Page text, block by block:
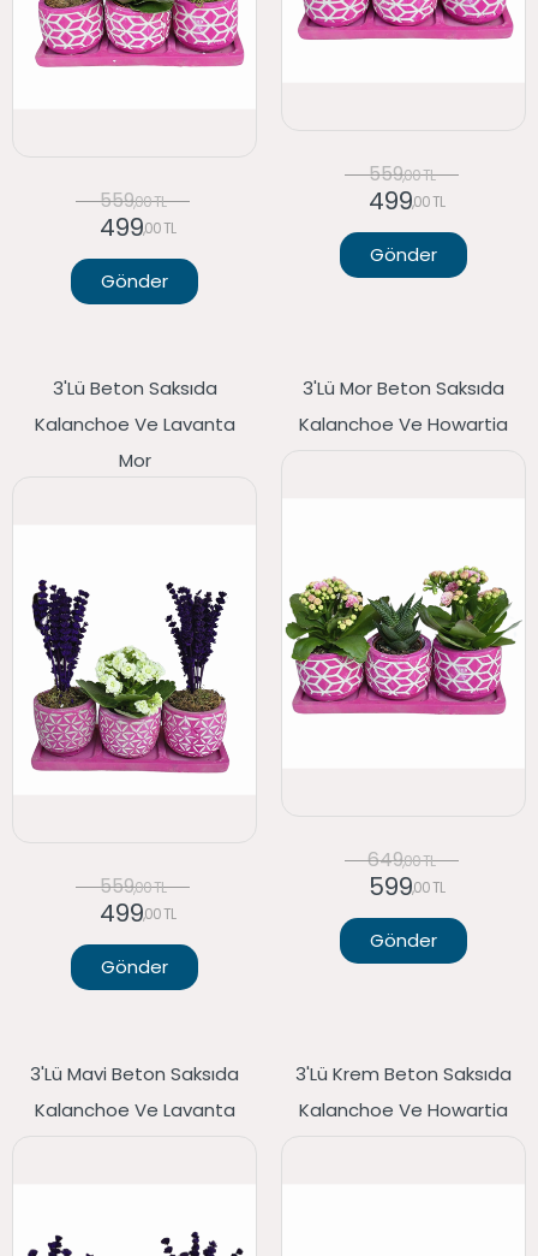
559,00 TL
499,00 TL
Gönder
559,00 TL
499,00 TL
Gönder
3'lü Beton Saksıda
Kalanchoe Ve Lavanta
Mor
559,00 TL
499,00 TL
Gönder
3'lü Mor Beton Saksıda
Kalanchoe Ve Howartia
649,00 TL
599,00 TL
Gönder
3'lü Mavi Beton Saksıda
Kalanchoe Ve Lavanta
3'lü Krem Beton Saksıda
Kalanchoe Ve Howartia